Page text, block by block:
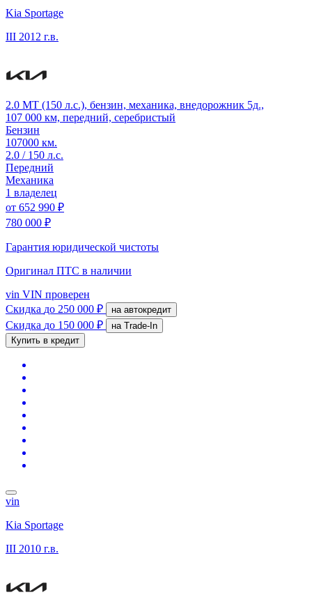
Kia Sportage
III 2012 г.в.
2.0 MT (150 л.с.), бензин, механика, внедорожник 5д.,
107 000 км, передний, серебристый
Бензин
107000 км.
2.0 / 150 л.с.
Передний
Механика
1 владелец
от 652 990 ₽
780 000 ₽
Гарантия юридической чистоты
Оригинал ПТС в наличии
vin VIN проверен
Скидка до 250 000 ₽ на автокредит
Скидка до 150 000 ₽
на Trade-In
Купить в кредит
vin
Kia Sportage
III 2010 г.в.